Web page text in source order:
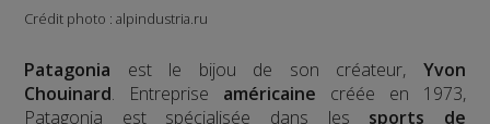
Crédit photo :alpindustria.ru
Patagonia est le bijou de son créateur, Yvon
Chouinard. Entreprise américaine créée en 1973,
Patagonia est spécialisée dans les sports de